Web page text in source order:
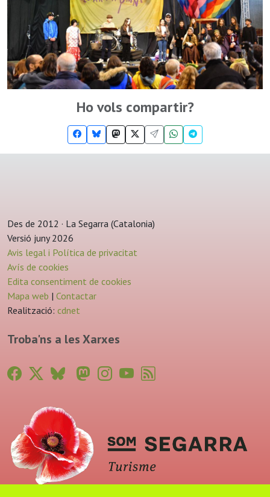
Ho vols compartir?
Des de 2012 · La Segarra (Catalonia)
Versió juny 2026
Avis legal i Política de privacitat
Avís de cookies
Edita consentiment de cookies
Mapa web | Contactar
Realització: cdnet
Troba'ns a les Xarxes